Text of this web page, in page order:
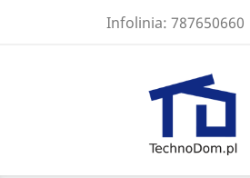
Infolinia: 787650660